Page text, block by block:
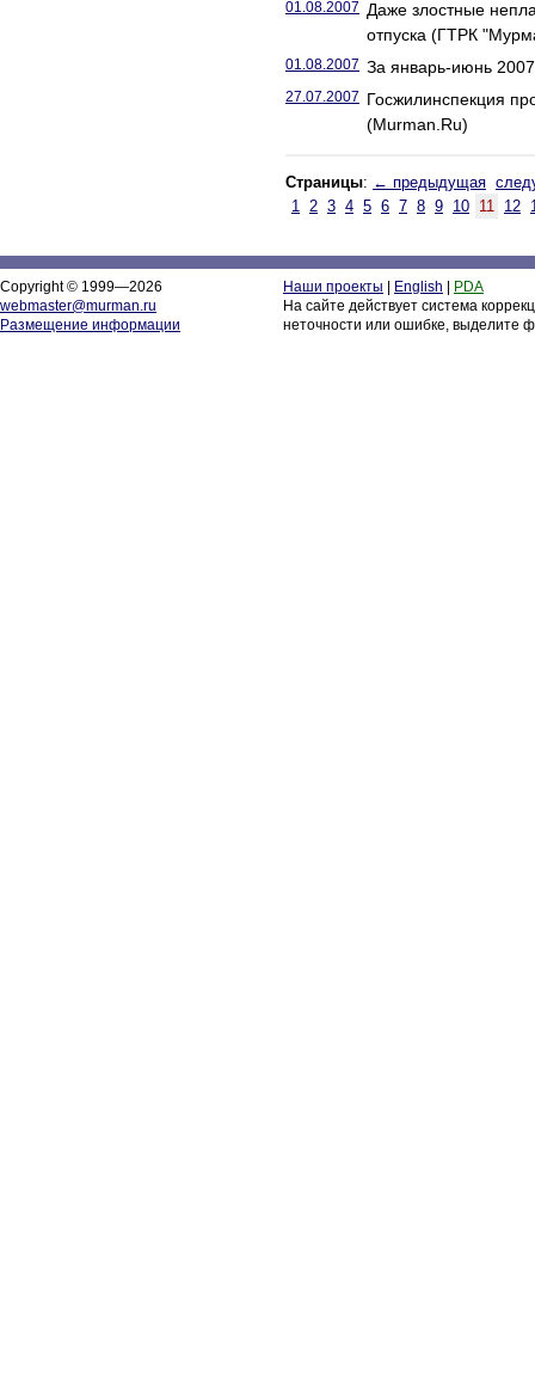
01.08.2007 Даже злостные
отпуска (ГТРК
01.08.2007 За январь-июнь
27.07.2007 Госжилинспекция
(Murman.Ru)
Страницы: ← предыдущая
1 2 3 4 5 6 7 8 9 10 11 12
Copyright © 1999—2026
webmaster@murman.ru
Размещение информации
Наши проекты English
PDA
На сайте действует система
неточности или ошибке, выделите